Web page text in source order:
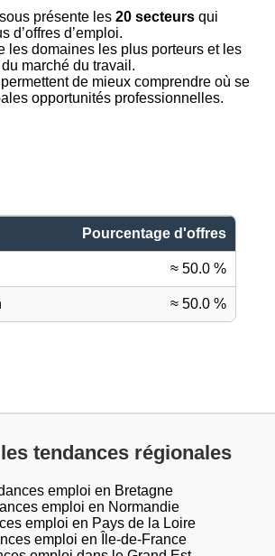
présente les 20 secteurs qui
d’offres d’emploi.
les domaines les plus porteurs et les
marché du travail.
de mieux comprendre où se
opportunités professionnelles.
Pourcentage d'offres
≈ 50.0 %
≈ 50.0 %
tendances régionales
emploi en Bretagne
emploi en Normandie
emploi en Pays de la Loire
emploi en Île-de-France